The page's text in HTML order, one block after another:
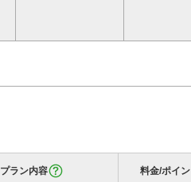
プラン内容 料金/ポイン